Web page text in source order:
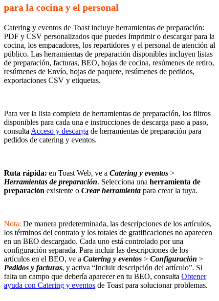
para la cocina y el personal
Catering y eventos de Toast incluye herramientas de preparación:
PDF y CSV personalizados que puedes Imprimir o descargar para la
cocina, los empacadores, los repartidores y el personal de atención al
público. Las herramientas de preparación disponibles incluyen listas
de preparación, facturas, BEO, hojas de cocina, resúmenes de retiro,
resúmenes de Envío, hojas de paquete, resúmenes de pedidos,
exportaciones CSV y etiquetas.
Para ver la lista completa de herramientas de preparación, los filtros
disponibles para cada una e instrucciones de descarga paso a paso,
consulta Acceso y descarga de herramientas de preparación para
pedidos de catering y eventos.
Ruta rápida: en Toast Web, ve a Catering y eventos >
Herramientas de preparación. Selecciona una herramienta de
preparación existente o Crear herramienta para crear la tuya.
Nota: De manera predeterminada, las descripciones de los artículos,
los términos del contrato y los totales de gratificaciones no aparecen
en un BEO descargado. Cada uno está controlado por una
configuración separada. Para incluir las descripciones de los
artículos en el BEO, ve a Catering y eventos > Configuración >
Pedidos y facturas, y activa “Incluir descripción del artículo”. Si
falta un campo que debería aparecer en tu BEO, consulta Obtener
ayuda con Catering y eventos de Toast para solucionar problemas.